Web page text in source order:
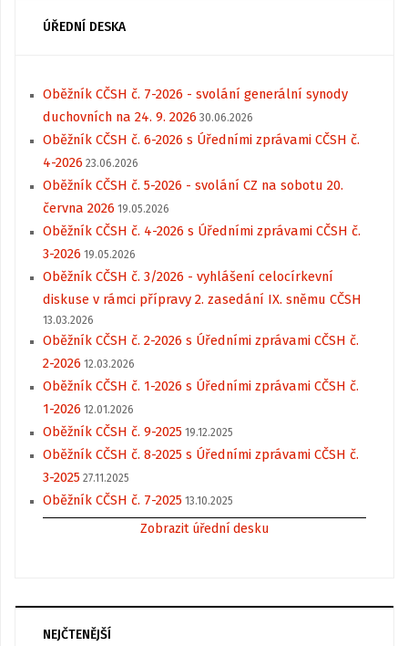
ÚŘEDNÍ DESKA
Oběžník CČSH č. 7-2026 - svolání generální synody
duchovních na 24. 9. 2026 30.06.2026
Oběžník CČSH č. 6-2026 s Úředními zprávami CČSH č.
4-2026 23.06.2026
Oběžník CČSH č. 5-2026 - svolání CZ na sobotu 20.
června 2026 19.05.2026
Oběžník CČSH č. 4-2026 s Úředními zprávami CČSH č.
3-2026 19.05.2026
Oběžník CČSH č. 3/2026 - vyhlášení celocírkevní
diskuse v rámci přípravy 2. zasedání IX. sněmu CČSH
13.03.2026
Oběžník CČSH č. 2-2026 s Úředními zprávami CČSH č.
2-2026 12.03.2026
Oběžník CČSH č. 1-2026 s Úředními zprávami CČSH č.
1-2026 12.01.2026
Oběžník CČSH č. 9-2025 19.12.2025
Oběžník CČSH č. 8-2025 s Úředními zprávami CČSH č.
3-2025 27.11.2025
Oběžník CČSH č. 7-2025 13.10.2025
Zobrazit úřední desku
NEJČTENĚJŠÍ